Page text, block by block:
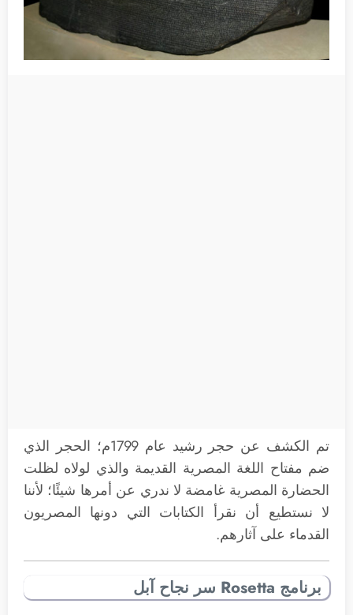
تم الكشف عن حجر رشيد عام 1799م؛ الحجر الذي
ضم مفتاح اللغة المصرية القديمة والذي لولاه لظلت
الحضارة المصرية غامضة لا ندري عن أمرها شيئًا؛ لأننا
لا نستطيع أن نقرأ الكتابات التي دونها المصريون
القدماء على آثارهم.
برنامج Rosetta سر نجاح آبل